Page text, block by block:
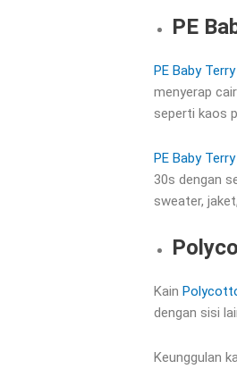
PE
PE Baby
menyerap
seperti kaos
PE Baby
30s dengan
sweater,
Kain
dengan sisi
Keunggulan